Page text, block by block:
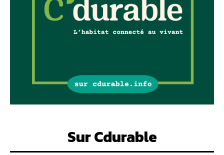
Sur Cdurable